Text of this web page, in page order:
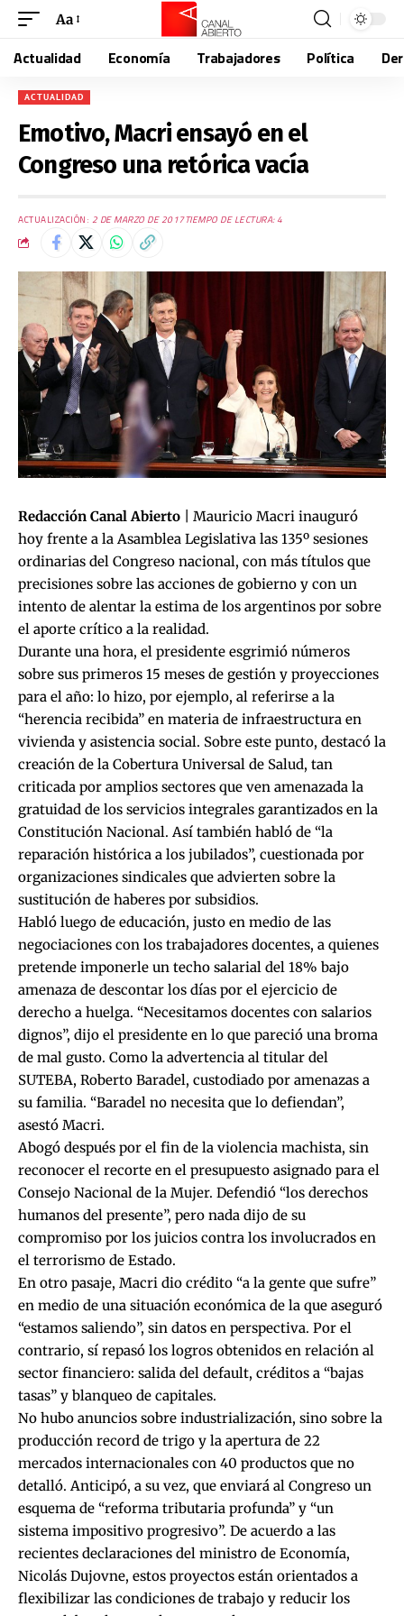
Aa
Actualidad Economía Trabajadores Política
ACTUALIDAD
Emotivo, Macri ensayó en el
Congreso una retórica vacía
ACTUALIZACIÓN: 2 DE MARZO DE 2017TIEMPO DE LECTURA: 4
Redacción Canal Abierto | Mauricio Macri inauguró
hoy frente a la Asamblea Legislativa las 135º sesiones
ordinarias del Congreso nacional, con más títulos que
precisiones sobre las acciones de gobierno y con un
intento de alentar la estima de los argentinos por sobre
el aporte crítico a la realidad.
Durante una hora, el presidente esgrimió números
sobre sus primeros 15 meses de gestión y proyecciones
para el año: lo hizo, por ejemplo, al referirse a la
“herencia recibida” en materia de infraestructura en
vivienda y asistencia social. Sobre este punto, destacó la
creación de la Cobertura Universal de Salud, tan
criticada por amplios sectores que ven amenazada la
gratuidad de los servicios integrales garantizados en la
Constitución Nacional. Así también habló de “la
reparación histórica a los jubilados”, cuestionada por
organizaciones sindicales que advierten sobre la
sustitución de haberes por subsidios.
Habló luego de educación, justo en medio de las
negociaciones con los trabajadores docentes, a quienes
pretende imponerle un techo salarial del 18% bajo
amenaza de descontar los días por el ejercicio de
derecho a huelga. “Necesitamos docentes con salarios
dignos”, dijo el presidente en lo que pareció una broma
de mal gusto. Como la advertencia al titular del
SUTEBA, Roberto Baradel, custodiado por amenazas a
su familia. “Baradel no necesita que lo defiendan”,
asestó Macri.
Abogó después por el fin de la violencia machista, sin
reconocer el recorte en el presupuesto asignado para el
Consejo Nacional de la Mujer. Defendió “los derechos
humanos del presente”, pero nada dijo de su
compromiso por los juicios contra los involucrados en
el terrorismo de Estado.
En otro pasaje, Macri dio crédito “a la gente que sufre”
en medio de una situación económica de la que aseguró
“estamos saliendo”, sin datos en perspectiva. Por el
contrario, sí repasó los logros obtenidos en relación al
sector financiero: salida del default, créditos a “bajas
tasas” y blanqueo de capitales.
No hubo anuncios sobre industrialización, sino sobre la
producción record de trigo y la apertura de 22
mercados internacionales con 40 productos que no
detalló. Anticipó, a su vez, que enviará al Congreso un
esquema de “reforma tributaria profunda” y “un
sistema impositivo progresivo”. De acuerdo a las
recientes declaraciones del ministro de Economía,
Nicolás Dujovne, estos proyectos están orientados a
flexibilizar las condiciones de trabajo y reducir los